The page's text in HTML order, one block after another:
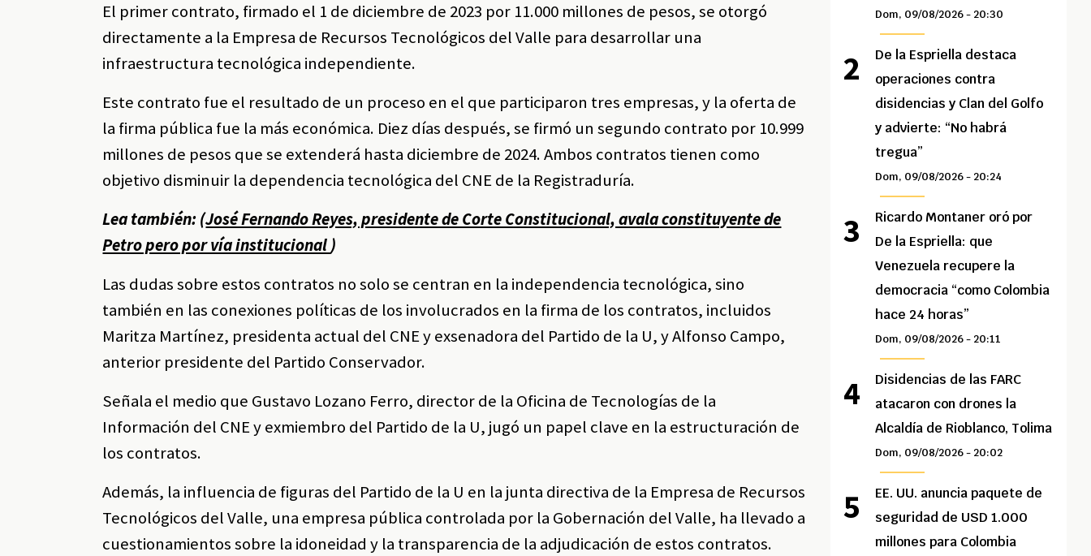
El primer contrato, firmado el 1 de diciembre de 2023 por 11.000 millones de pesos, se otorgó
directamente a la Empresa de Recursos Tecnológicos del Valle para desarrollar una
infraestructura tecnológica independiente.
Este contrato fue el resultado de un proceso en el que participaron tres empresas, y la oferta de
la firma pública fue la más económica. Diez días después, se firmó un segundo contrato por 10.999
millones de pesos que se extenderá hasta diciembre de 2024. Ambos contratos tienen como
objetivo disminuir la dependencia tecnológica del CNE de la Registraduría.
Lea también: (José Fernando Reyes, presidente de Corte Constitucional, avala constituyente de
Petro pero por vía institucional)
Las dudas sobre estos contratos no solo se centran en la independencia tecnológica, sino
también en las conexiones políticas de los involucrados en la firma de los contratos, incluidos
Maritza Martínez, presidenta actual del CNE y exsenadora del Partido de la U, y Alfonso Campo,
anterior presidente del Partido Conservador.
Señala el medio que Gustavo Lozano Ferro, director de la Oficina de Tecnologías de la
Información del CNE y exmiembro del Partido de la U, jugó un papel clave en la estructuración de
los contratos.
Además, la influencia de figuras del Partido de la U en la junta directiva de la Empresa de Recursos
Tecnológicos del Valle, una empresa pública controlada por la Gobernación del Valle, ha llevado a
cuestionamientos sobre la idoneidad y la transparencia de la adjudicación de estos contratos.
Dom, 09/08/2026 - 20:30
De la Espriella destaca
operaciones contra
disidencias y Clan del Golfo
y advierte: “No habrá
tregua”
Dom, 09/08/2026 - 20:24
Ricardo Montaner oró por
De la Espriella: que
Venezuela recupere la
democracia “como Colombia
hace 24 horas”
Dom, 09/08/2026 - 20:11
Disidencias de las FARC
atacaron con drones la
Alcaldía de Rioblanco, Tolima
Dom, 09/08/2026 - 20:02
EE. UU. anuncia paquete de
seguridad de USD 1.000
millones para Colombia